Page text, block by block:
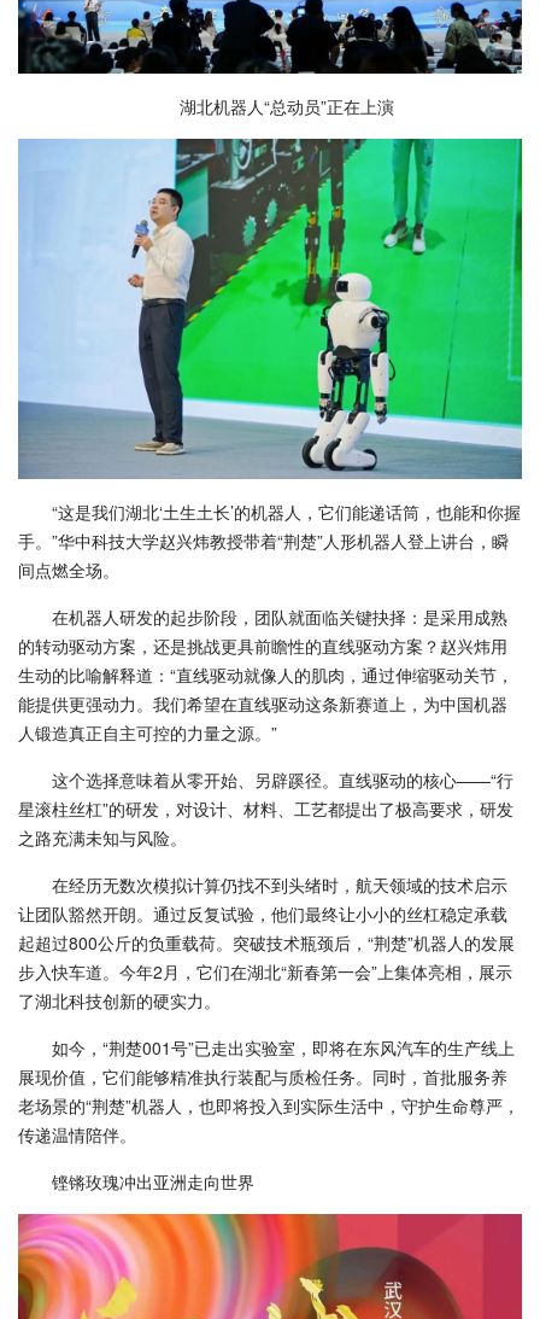
湖北机器人“总动员”正在上演
“这是我们湖北‘土生土长’的机器人，它们能递话筒，也能和你握
手。”华中科技大学赵兴炜教授带着“荆楚”人形机器人登上讲台，瞬
间点燃全场。
在机器人研发的起步阶段，团队就面临关键抉择：是采用成熟
的转动驱动方案，还是挑战更具前瞻性的直线驱动方案？赵兴炜用
生动的比喻解释道：“直线驱动就像人的肌肉，通过伸缩驱动关节，
能提供更强动力。我们希望在直线驱动这条新赛道上，为中国机器
人锻造真正自主可控的力量之源。”
这个选择意味着从零开始、另辟蹊径。直线驱动的核心——“行
星滚柱丝杠”的研发，对设计、材料、工艺都提出了极高要求，研发
之路充满未知与风险。
在经历无数次模拟计算仍找不到头绪时，航天领域的技术启示
让团队豁然开朗。通过反复试验，他们最终让小小的丝杠稳定承载
起超过800公斤的负重载荷。突破技术瓶颈后，“荆楚”机器人的发展
步入快车道。今年2月，它们在湖北“新春第一会”上集体亮相，展示
了湖北科技创新的硬实力。
如今，“荆楚001号”已走出实验室，即将在东风汽车的生产线上
展现价值，它们能够精准执行装配与质检任务。同时，首批服务养
老场景的“荆楚”机器人，也即将投入到实际生活中，守护生命尊严，
传递温情陪伴。
铿锵玫瑰冲出亚洲走向世界